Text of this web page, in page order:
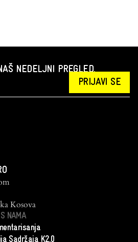
NEDELJNI PREGLED.
PRIJAVI SE
Kosova
NAMA
Sadržaja K2.0